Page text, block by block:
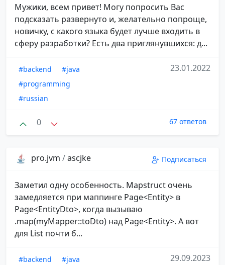
Мужики, всем привет! Могу попросить Вас
подсказать развернуто и, желательно попроще,
новичку, с какого языка будет лучше входить в
сферу разработки? Есть два приглянувшихся: д...
#backend
#java
#programming
#russian
23.01.2022
0 67 ответов
pro.jvm /ascjke Подписаться
Заметил одну особенность. Mapstruct очень
замедляется при маппинге Page<Entity> в
Page<EntityDto>, когда вызываю
.map(myMapper::toDto) над Page<Entity>. А вот
для List почти б...
#backend
#java
29.09.2023